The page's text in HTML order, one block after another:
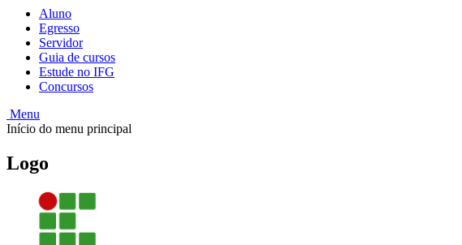
Aluno
Egresso
Servidor
Guia de cursos
Estude no IFG
Concursos
Menu
Início do menu principal
Logo